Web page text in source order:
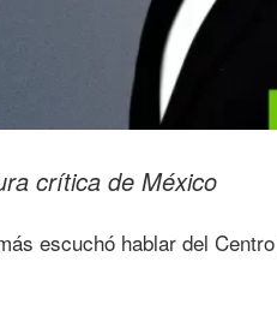
crítica de México
escuchó hablar del